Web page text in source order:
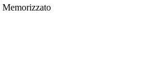
Memorizzato